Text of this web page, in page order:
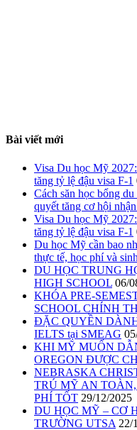
Bài viết mới
Visa Du học Mỹ
tăng tỷ lệ đậu visa F-1
Cách săn học bổng
quyết tăng cơ hội
Visa Du học Mỹ
tăng tỷ lệ đậu visa F-1
Du học Mỹ cần bao
thực tế, học phí và
DU HỌC TRUNG
HIGH SCHOOL 06/
KHÓA PRE-
SCHOOL CHÍNH
ĐẶC QUYỀN
IELTS tại SMEAG
KHI MỸ MUỐN
OREGON ĐƯỢC
NEBRASKA
TRÚ MỸ AN
PHÍ TỐT 29/12/2025
DU HỌC MỸ – CƠ
TRƯỜNG UTSA 22/